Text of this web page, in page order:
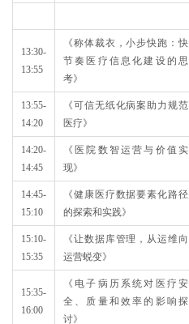
13:30-
13:55
《称体裁衣，小步快跑：快
节奏医疗信息化建设的思
考》
13:55-
14:20
《可信无纸化病案助力规范
医疗》
14:20-
14:45
《医院数智运营与价值实
现》
14:45-
15:10
《健康医疗数据要素化路径
的探索和实践》
15:10-
15:35
《让数据库管理，从运维向
运营蜕变》
15:35-
16:00
《电子病历系统对医疗安
全、质量和效率的影响探
讨》